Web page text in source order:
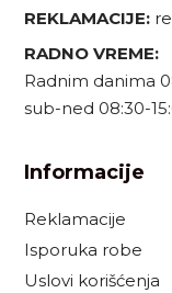
REKLAMACIJE:
RADNO VREME:
Radnim danima
sub-ned 08:30-
Informacije
Reklamacije
Isporuka robe
Uslovi korišćenja